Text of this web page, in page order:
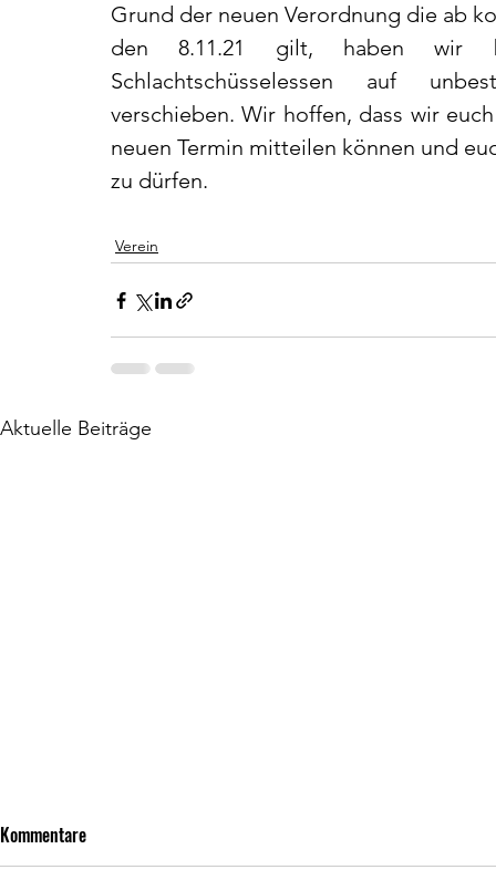
Grund der neuen Verordnung die ab
den 8.11.21 gilt, haben wir
Schlachtschüsselessen auf
verschieben. Wir hoffen, dass wir
neuen Termin mitteilen können und
zu dürfen.
Verein
Aktuelle Beiträge
Kommentare